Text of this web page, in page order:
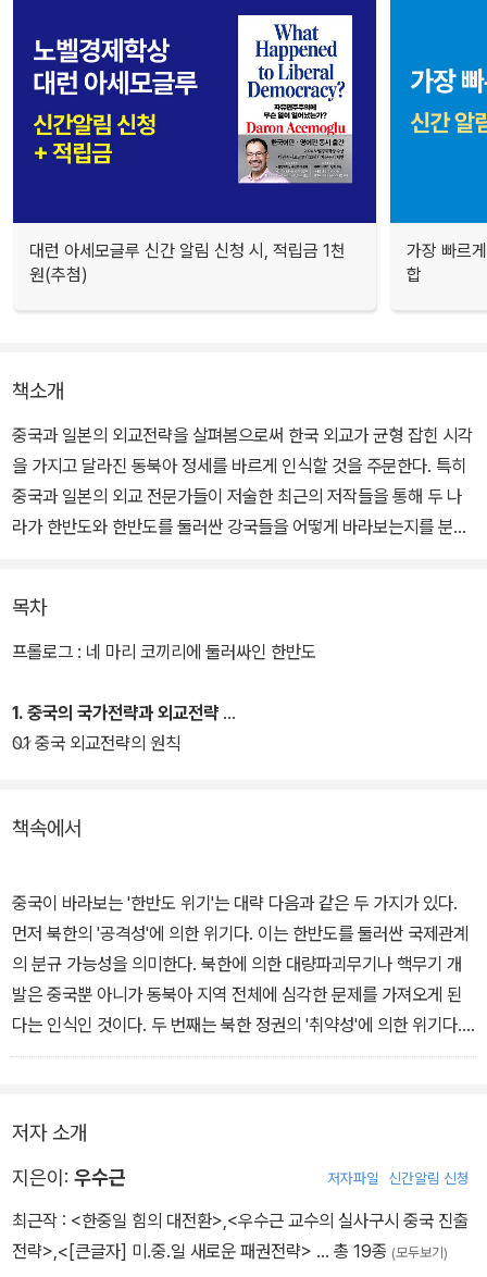
대런 아세모글루 신간 알림 신청 시, 적립금 1천
원(추첨)
가장 빠르
합
책소개
중국과 일본의 외교전략을 살펴봄으로써 한국 외교가 균형 잡힌 시각
을 가지고 달라진 동북아 정세를 바르게 인식할 것을 주문한다. 특히
중국과 일본의 외교 전문가들이 저술한 최근의 저작들을 통해 두 나
라가 한반도와 한반도를 둘러싼 강국들을 어떻게 바라보는지를 분석
참여정부가 내세웠던‘동북아 균형자론’이 미국과의 긴장을 불러왔던
것처럼 새 정부가 들어서자마자 내걸었던‘한.미동맹의 복원 및 강
미.일과의 관계에 집중함으로써 중국 외교의 변방으로 전락할 것이라
는 우려마저 나타난다.
동이나 독도 문제로 한국은 그 어느 때보다 심한 몸살을 앓았으며, 이
앙금으로 가라앉아 있다.
목차
프롤로그 : 네 마리 코끼리에 둘러싸인 한반도
1. 중국의 국가전략과 외교전략
01 중국 외교전략의 원칙
책속에서
중국이 바라보는 '한반도 위기'는 대략 다음과 같은 두 가지가 있다.
먼저 북한의 '공격성'에 의한 위기다. 이는 한반도를 둘러싼 국제관계
의 분규 가능성을 의미한다. 북한에 의한 대량파괴무기나 핵무기 개
발은 중국뿐 아니가 동북아 지역 전체에 심각한 문제를 가져오게 된
다는 인식인 것이다. 두 번째는 북한 정권의 '취약성'에 의한 위기다.
냉전 붕괴 이후 줄곧 우려하고 있는 북한 정권의 붕괴 가능성은 국경
저자 소개
지은이: 우수근 저자파일 신간알림 신청
최근작 : <한중일 힘의 대전환>,<우수근 교수의 실사구시 중국 진출
전략>,<[큰글자] 미.중.일 새로운 패권전략> … 총 19종 (모두보기)